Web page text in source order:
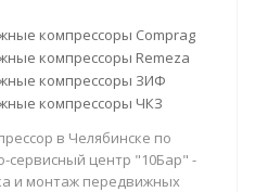
компрессоры Comprag
компрессоры Remeza
компрессоры ЗИФ
компрессоры ЧКЗ
в Челябинске по
сервисный центр "10Бар" -
и монтаж передвижных